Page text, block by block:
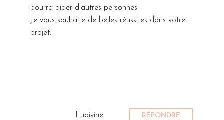
pourra aider d’autres personnes.
Je vous souhaite de belles réussites dans votre
projet.
Ludivine RÉPONDRE